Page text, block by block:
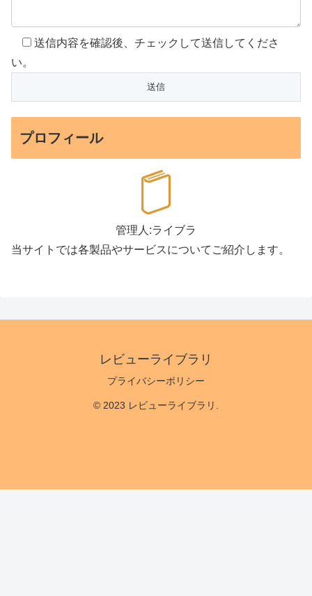
送信内容を確認後、チェックして送信してくださ
い。
プロフィール
管理人:ライブラ
当サイトでは各製品やサービスについてご紹介します。
レビューライブラリ
プライバシーポリシー
© 2023 レビューライブラリ.